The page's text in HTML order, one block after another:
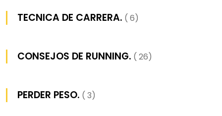
TECNICA DE CARRERA. ( 6)
CONSEJOS DE RUNNING. ( 26)
PERDER PESO. ( 3)